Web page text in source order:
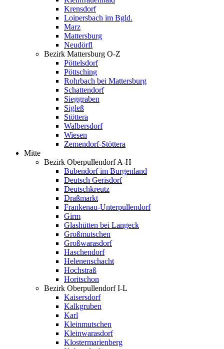
Krensdorf
Loipersbach im Bgld.
Marz
Mattersburg
Neudörfl
Bezirk Mattersburg O-Z
Pöttelsdorf
Pöttsching
Rohrbach bei Mattersburg
Schattendorf
Sieggraben
Sigleß
Stöttera
Walbersdorf
Wiesen
Zemendorf-Stöttera
Mitte
Bezirk Oberpullendorf A-H
Bubendorf im Burgenland
Deutsch Gerisdorf
Deutschkreutz
Draßmarkt
Frankenau-Unterpullendorf
Girm
Glashütten bei Langeck
Großmutschen
Großwarasdorf
Haschendorf
Helenenschacht
Hochstraß
Horitschon
Bezirk Oberpullendorf I-L
Kaisersdorf
Kalkgruben
Karl
Kleinmutschen
Kleinwarasdorf
Klostermarienberg